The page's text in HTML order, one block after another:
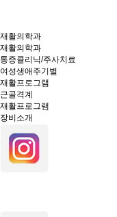
재활의학과
재활의학과
통증클리닉/주사치료
여성생애주기별
재활프로그램
근골격계
재활프로그램
장비소개